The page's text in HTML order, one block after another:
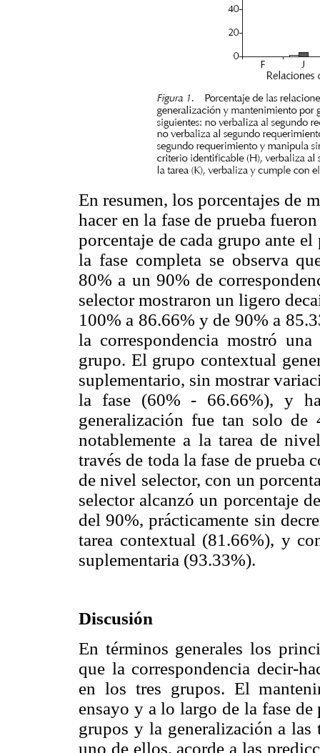
En resumen, los porcentajes de
hacer en la fase de prueba
porcentaje de cada grupo ante
la fase completa se observa
80% a un 90% de
selector mostraron un ligero
100% a 86.66% y de 90% a
la correspondencia mostró
grupo. El grupo contextual
suplementario, sin mostrar
la fase (60% - 66.66%), y
generalización fue tan solo de
notablemente a la tarea de
través de toda la fase de prueba
de nivel selector, con un
selector alcanzó un porcentaje
del 90%, prácticamente sin
tarea contextual (81.66%), y
suplementaria (93.33%).
Discusión
En términos generales los
que la correspondencia decir-
en los tres grupos. El
ensayo y a lo largo de la fase
grupos y la generalización a las
uno de ellos, acorde a las